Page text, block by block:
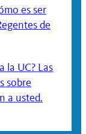
es ser
de
la UC? Las
sobre
a usted.